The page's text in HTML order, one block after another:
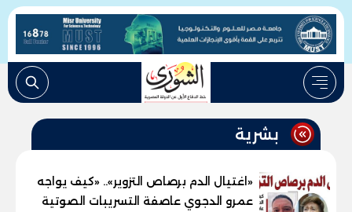
بشرية
«اغتيال الدم برصاص التزوير».. «كيف يواجه
عمرو الدجوي عاصفة التسريبات الصوتية